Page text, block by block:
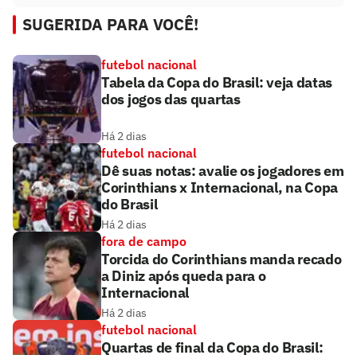
SUGERIDA PARA VOCÊ!
futebol nacional
Tabela da Copa do Brasil: veja datas
dos jogos das quartas
Há 2 dias
futebol nacional
Dê suas notas: avalie os jogadores em
Corinthians x Internacional, na Copa
do Brasil
Há 2 dias
fora de campo
Torcida do Corinthians manda recado
a Diniz após queda para o
Internacional
Há 2 dias
futebol nacional
Quartas de final da Copa do Brasil: